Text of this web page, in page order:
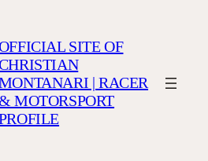
SITE OF
| RACER
MOTORSPORT